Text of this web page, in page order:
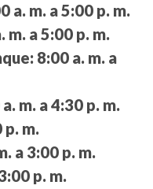
a. m. a 5:00 p. m.
m. a 5:00 p. m.
8:00 a. m. a
m. a 4:30 p. m.
p. m.
a 3:00 p. m.
p. m.